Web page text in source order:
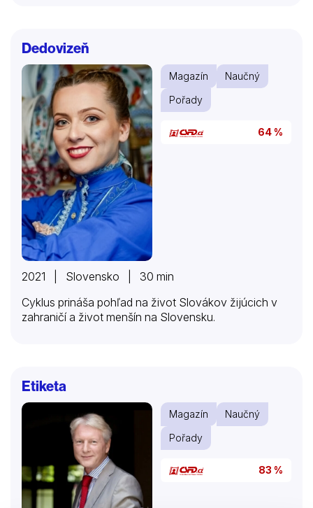
Dedovizeň
Magazín
Naučný
Pořady
64 %
2021 | Slovensko | 30 min
Cyklus prináša pohľad na život Slovákov žijúcich v
zahraničí a život menšín na Slovensku.
Etiketa
Magazín
Naučný
Pořady
83 %